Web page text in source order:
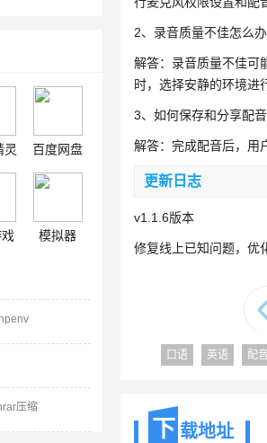
灵 百度网盘
模拟器
压缩
2、录音质量不佳怎么办
解答：录音质量不佳可
时，选择安静的环境进
3、如何保存和分享配音
解答：完成配音后，用
更新日志
v1.1.6版本
修复线上已知问题，优
口语 英语 配音
下 载地址